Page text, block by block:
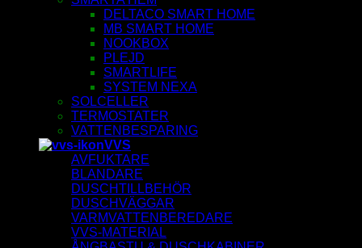
DELTACO SMART HOME
MB SMART HOME
NOOKBOX
PLEJD
SMARTLIFE
SYSTEM NEXA
SOLCELLER
TERMOSTATER
VATTENBESPARING
VVS
AVFUKTARE
BLANDARE
DUSCHTILLBEHÖR
DUSCHVÄGGAR
VARMVATTENBEREDARE
VVS-MATERIAL